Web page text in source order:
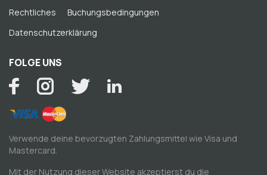
Rechtliches
Buchungsbedingungen
Datenschutzerklärung
FOLGE UNS
Verwende deine bevorzugten Zahlungsmittel wie Visa und
Mastercard.
Mit der Nutzung dieser Website akzeptierst du die